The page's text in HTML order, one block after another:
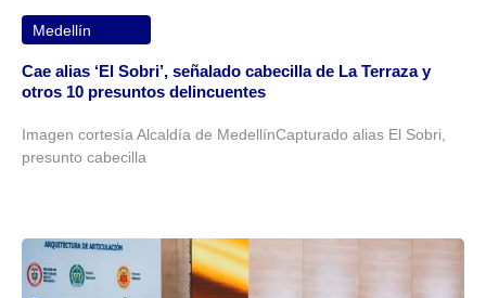
Medellín
Cae alias ‘El Sobri’, señalado cabecilla de La Terraza y
otros 10 presuntos delincuentes
Imagen cortesía Alcaldía de MedellínCapturado alias El Sobri,
presunto cabecilla